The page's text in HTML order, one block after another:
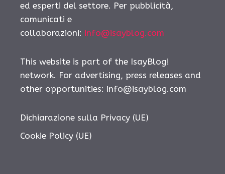
ed esperti del settore. Per pubblicità,
comunicati e
collaborazioni: info@isayblog.com
This website is part of the IsayBlog!
network. For advertising, press releases and
other opportunities: info@isayblog.com
Dichiarazione sulla Privacy (UE)
Cookie Policy (UE)